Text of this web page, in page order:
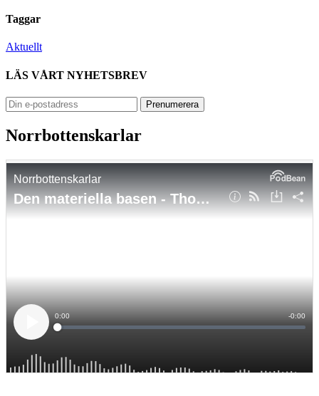
Taggar
Aktuellt
LÄS VÅRT NYHETSBREV
Norrbottenskarlar